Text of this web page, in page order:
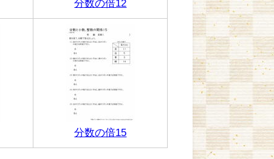
分数の倍12
分数の倍15